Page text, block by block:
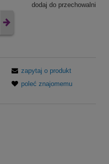
dodaj do przechowalni
zapytaj o produkt
poleć znajomemu